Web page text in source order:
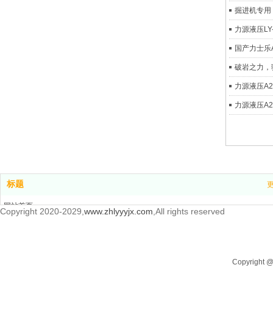
掘进机专用
力源液压
国产力士
破岩之力
力源液压
力源液压
标题
网站首页
Copyright 2020-2029, www.zhlyyyjx.com ,All rights reserved
Copyright